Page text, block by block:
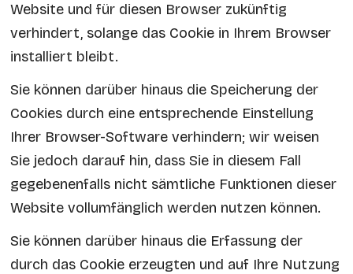
Website und für diesen Browser zukünftig
verhindert, solange das Cookie in Ihrem Browser
installiert bleibt.
Sie können darüber hinaus die Speicherung der
Cookies durch eine entsprechende Einstellung
Ihrer Browser-Software verhindern; wir weisen
Sie jedoch darauf hin, dass Sie in diesem Fall
gegebenenfalls nicht sämtliche Funktionen dieser
Website vollumfänglich werden nutzen können.
Sie können darüber hinaus die Erfassung der
durch das Cookie erzeugten und auf Ihre Nutzung